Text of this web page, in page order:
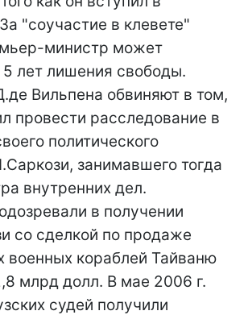
"соучастие в клевете"
министр может
5 лет лишения свободы.
Вильпена обвиняют в том,
провести расследование в
политического
занимавшего тогда
внутренних дел.
в получении
со сделкой по продаже
военных кораблей Тайваню
млрд долл. В мае 2006 г.
судей получили